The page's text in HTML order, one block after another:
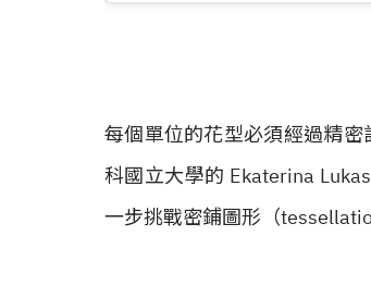
每個單位的花型必須經過精
科國立大學的 Ekaterina
一步挑戰密鋪圖形（